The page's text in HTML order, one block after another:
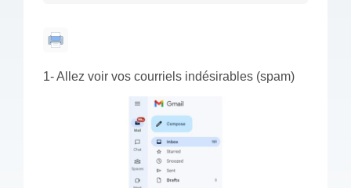
1- Allez voir vos courriels indésirables (spam)